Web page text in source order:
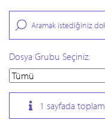
Dosya Grubu Seçiniz.
1 sayfada toplam